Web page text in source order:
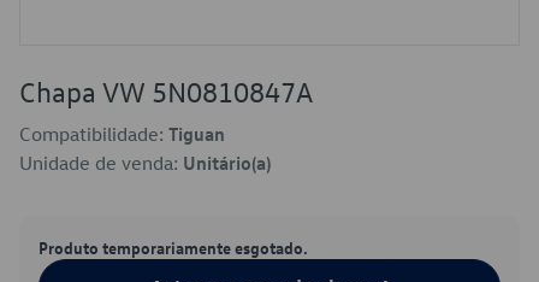
Chapa VW 5N0810847A
Compatibilidade: Tiguan
Unidade de venda: Unitário(a)
Produto temporariamente esgotado.